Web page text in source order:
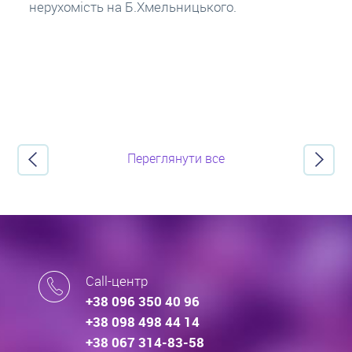
Переглянути все
Call-центр
+38 096 350 40 96
+38 098 498 44 14
+38 067 314-83-58